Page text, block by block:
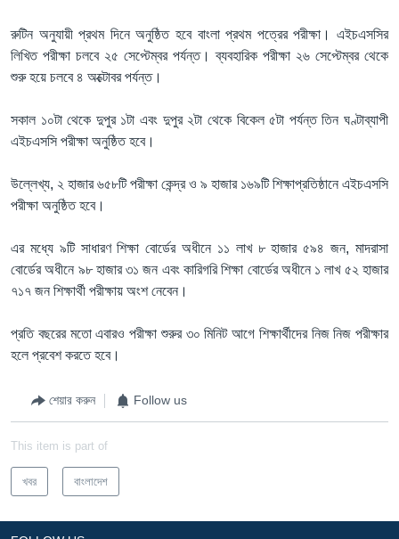
রুটিন অনুযায়ী প্রথম দিনে অনুষ্ঠিত হবে বাংলা প্রথম পত্রের পরীক্ষা। এইচএসসির
লিখিত পরীক্ষা চলবে ২৫ সেপ্টেম্বর পর্যন্ত। ব্যবহারিক পরীক্ষা ২৬ সেপ্টেম্বর থেকে
শুরু হয়ে চলবে ৪ অক্টোবর পর্যন্ত।
সকাল ১০টা থেকে দুপুর ১টা এবং দুপুর ২টা থেকে বিকেল ৫টা পর্যন্ত তিন ঘণ্টাব্যাপী
এইচএসসি পরীক্ষা অনুষ্ঠিত হবে।
উল্লেখ্য, ২ হাজার ৬৫৮টি পরীক্ষা কেন্দ্র ও ৯ হাজার ১৬৯টি শিক্ষাপ্রতিষ্ঠানে এইচএসসি
পরীক্ষা অনুষ্ঠিত হবে।
এর মধ্যে ৯টি সাধারণ শিক্ষা বোর্ডের অধীনে ১১ লাখ ৮ হাজার ৫৯৪ জন, মাদরাসা
বোর্ডের অধীনে ৯৮ হাজার ৩১ জন এবং কারিগরি শিক্ষা বোর্ডের অধীনে ১ লাখ ৫২ হাজার
৭১৭ জন শিক্ষার্থী পরীক্ষায় অংশ নেবেন।
প্রতি বছরের মতো এবারও পরীক্ষা শুরুর ৩০ মিনিট আগে শিক্ষার্থীদের নিজ নিজ পরীক্ষার
হলে প্রবেশ করতে হবে।
শেয়ার করুন Follow us
This item is part of
খবর বাংলাদেশ